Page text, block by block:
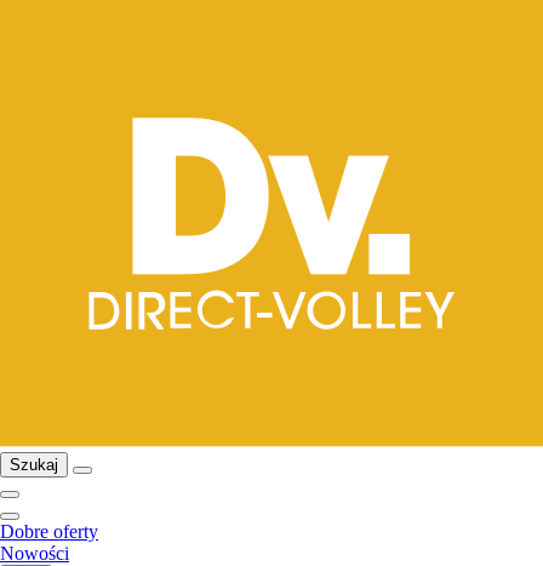
Szukaj
Dobre oferty
Nowości